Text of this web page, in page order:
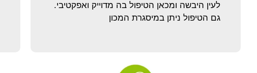
לעין היבשה ומכאן הטיפול בה מדוייק ואפקטיבי.
גם הטיפול ניתן במיסגרת המכון